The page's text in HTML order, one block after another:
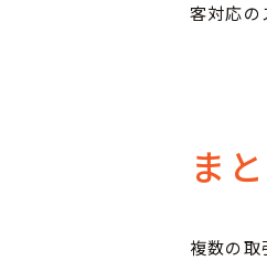
客対応の
ま
複数の